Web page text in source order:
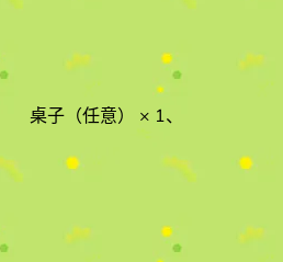
桌子（任意） × 1、